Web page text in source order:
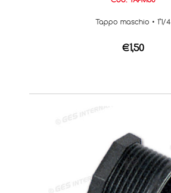
Tappo maschio • 1"1/4
€1,50